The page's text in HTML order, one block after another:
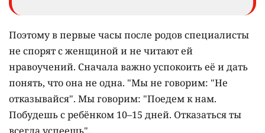
Поэтому в первые часы после родов специалисты
не спорят с женщиной и не читают ей
нравоучений. Сначала важно успокоить её и дать
понять, что она не одна. "Мы не говорим: "Не
отказывайся". Мы говорим: "Поедем к нам.
Побудешь с ребёнком 10–15 дней. Отказаться ты